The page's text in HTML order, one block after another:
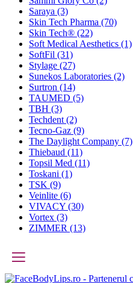
Saraya (3)
Skin Tech Pharma (70)
Skin Tech® (22)
Soft Medical Aesthetics (1)
SoftFil (31)
Stylage (27)
Sunekos Laboratories (2)
Surtron (14)
TAUMED (5)
TBH (3)
Techdent (2)
Tecno-Gaz (9)
The Daylight Company (7)
Thiebaud (11)
Topsil Med (11)
Toskani (1)
TSK (9)
Veinlite (6)
VIVACY (30)
Vortex (3)
ZIMMER (13)